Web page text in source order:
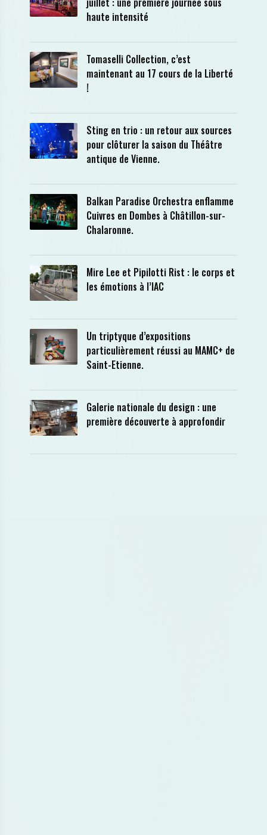
haute intensité
Tomaselli Collection, c’est
maintenant au 17 cours de la Liberté
!
Sting en trio : un retour aux sources
pour clôturer la saison du Théâtre
antique de Vienne.
Balkan Paradise Orchestra enflamme
Cuivres en Dombes à Châtillon-sur-
Chalaronne.
Mire Lee et Pipilotti Rist : le corps et
les émotions à l’IAC
Un triptyque d’expositions
particulièrement réussi au MAMC+ de
Saint-Etienne.
Galerie nationale du design : une
première découverte à approfondir